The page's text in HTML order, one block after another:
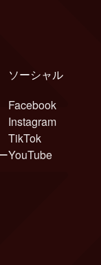
ソーシャル
Facebook
Instagram
TikTok
YouTube